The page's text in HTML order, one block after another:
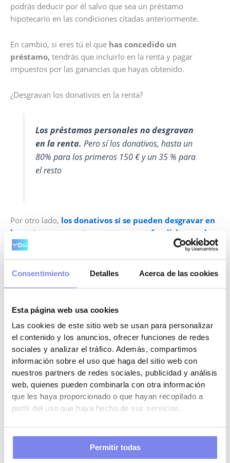
Consentimiento Detalles Acerca de las cookies
Esta página web usa cookies
Las cookies de este sitio web se usan para personalizar
el contenido y los anuncios, ofrecer funciones de redes
sociales y analizar el tráfico. Además, compartimos
información sobre el uso que haga del sitio web con
nuestros partners de redes sociales, publicidad y análisis
web, quienes pueden combinarla con otra información
que les haya proporcionado o que hayan recopilado a
partir del uso que haya hecho de sus servicios.
Permitir todas
podrás deducir por él salvo que sea un préstamo
hipotecario en las condiciones citadas anteriormente.
En cambio, si eres tú el que has concedido un
préstamo, tendrás que incluirlo en la renta y pagar
impuestos por las ganancias que hayas obtenido.
¿Desgravan los donativos en la renta?
Los préstamos personales no desgravan
en la renta.Pero sí los donativos, hasta un
80% para los primeros 150 € y un 35 % para
el resto
Por otro lado, los donativos sí se pueden desgravar en
la renta
, aunque es importante
no confundirlos con las
donaciones
. De esta forma, se puede deducir hasta un 80
% de los primeros 150 € que dones a ONGs y un 35 % del
resto de aportaciones.
sindicatos y colegios profesionales
de afiliación y las aportaciones a
partidos políticos
federaciones coaliciones o a
agrupaciones de
electores. La base máxima de esta deducción es de 600 €
anuales.
De igual modo, las cuotas deafiliación a los sindicatoses
otro gasto deducible que permite un ahorro en la cuota
Las cuotas anuales pagadas a loscolegios